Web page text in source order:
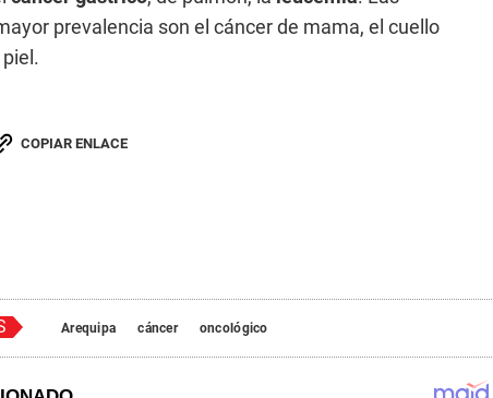
prevalencia son el cáncer de mama, el cuello
COPIAR ENLACE
Arequipa cáncer oncológico